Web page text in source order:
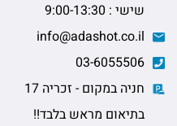
שישי : 9:00-13:30
חניה במקום - זכריה 17
בתיאום מראש בלבד!!